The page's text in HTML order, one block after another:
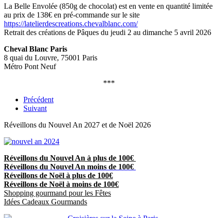
La Belle Envolée (850g de chocolat) est en vente en quantité limitée
au prix de 138€ en pré-commande sur le site
https://latelierdescreations.chevalblanc.com/
Retrait des créations de Pâques du jeudi 2 au dimanche 5 avril 2026
Cheval Blanc Paris
8 quai du Louvre, 75001 Paris
Métro Pont Neuf
***
Précédent
Suivant
Réveillons du Nouvel An 2027 et de Noël 2026
Réveillons du Nouvel An à plus de 100€
Réveillons du Nouvel An moins de 100€
Réveillons de Noël à plus de 100€
Réveillons de Noël à moins de 100€
Shopping gourmand pour les Fêtes
Idées Cadeaux Gourmands